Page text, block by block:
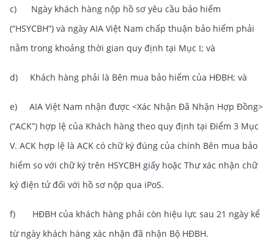
c) Ngày khách hàng nộp hồ sơ yêu cầu bảo hiểm
(“HSYCBH”) và ngày AIA Việt Nam chấp thuận bảo hiểm phải
nằm trong khoảng thời gian quy định tại Mục I; và
d) Khách hàng phải là Bên mua bảo hiểm của HĐBH; và
e) AIA Việt Nam nhận được <Xác Nhận Đã Nhận Hợp Đồng>
(“ACK”) hợp lệ của Khách hàng theo quy định tại Điểm 3 Mục
V. ACK hợp lệ là ACK có chữ ký đúng của chính Bên mua bảo
hiểm so với chữ ký trên HSYCBH giấy hoặc Thư xác nhận chữ
ký điện tử đối với hồ sơ nộp qua iPoS.
f) HĐBH của khách hàng phải còn hiệu lực sau 21 ngày kể
từ ngày khách hàng xác nhận đã nhận Bộ HĐBH.